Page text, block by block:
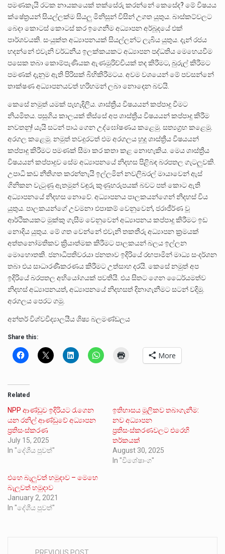
පමණකැයි රටක නායකයෙක් තක්සේරු කරන්නේ කෙසේද? මේ විෂයය
ක්ෂේත්‍රයන් සියල්ලක්ම සියලු මිනිසුන් විසින් උගත යුතුය. බාස්කට්වලට
බෙදා කොටස් කොටස් කර ඉගෙනීම අධ්‍යාපන අර්බූදයේ එක්
පාර්ශවයකි. සංයුක්ත අධ්‍යාපනයක් සියල්ලන්ට ලැබිය යුතුය. දැන් රජය
හදන්නේ එවැනි වර්ධනීය ඉලක්කයකට අධ්‍යාපන පද්ධතිය මෙහෙයවීම
පසෙක තබා කොම්පැණියක ඇණමුරිච්චියක් තද කිරීමට, බුරුල් කිරීමට
පමණක් දැනුම ඇති පිරිසක් බිහිකිරීමටය. අවම වශයෙන් මේ පවසන්නේ
තාක්ෂණ අධ්‍යාපනයවත් හරිහමන් ලබා නොදෙන බවයි.
කෙසේ නමුත් යමක් පැහැදිලිය. ශාස්ත්‍රීය විෂයයන් කප්පාදු වීමට
නියමිතය. පසුගිය කාලයක් තිස්සේ අප ශාස්ත්‍රීය විෂයයන් කප්පාදු කිරීම
නවතනු! යැයි සටන් පාඨ ගෙන උද්ඝෝෂණය කළෙමු. සත්‍යග්‍රහ ක⁣ළෙමු.
අරගල කළෙමු. නමුත් තවදුරටත් එම අරගලය හුදු ශාස්ත්‍රීය විෂයයන්
කප්පාදු කිරීමට පමණක් සීමා කර කතා කළ නොහැකිය. මෙය ශාස්ත්‍රීය
විෂයයන් කප්පාදුව සේම අධ්‍යාපනයේ නිදහස පිළිබඳ බරපතල ගැටලුවකි.
උපාධි කඩ නීතිගත කරන්නැයි ඉල්ලමින් නවලිබරල් මායාවෙන් ඇස්
ගිනිකන වැටුණු ඇතමුන් වඳුරු කුණුහරුපයක් බවට පත් කොට ඇති
අධ්‍යාපනයේ නිදහස නොවේ. අධ්‍යාපනය පාලකයන්ගෙන් නිදහස් විය
යුතුය. පාලකයන්ගේ උවමනා එපාකම් වෙනුවෙන්, ජරාජීර්ණ වූ
ආර්ථිකයකට මුක්කු ගැසීම වෙනුවෙන් අධ්‍යාපනය කප්පාදු කිරීමට ඉඩ
නොදිය යුතුය. මේ ගත වෙන්නේ එවැනි තකතීරු අධ්‍යාපන ක්‍රමයක්
අත්තනෝමතිකව ක්‍රියාත්මක කිරීමට පාලකයන් බලය ඉල්ලන
මොහොතකි. ජනාධිපතිවරයා ජනතාව ඉදිරියේ රඟපාමින් මාධ්‍ය සංදර්ශන
තබා එය සාධාරණීකරණය කිරීමට උත්සාහ දරයි. කෙසේ නමුත් අප
ඉදිරියේ බරපතල අභියෝගයක් පවතියි. එය සිතට ගෙන ධෛර්යමත්ව
නිදහස් අධ්‍යාපනයත්, අධ්‍යාපනයේ නිදහසත් දිනාගැනීමට සටන් වදිමු.
අරගලය පෙරට ගමු.
අන්තර් විශ්වවිද්‍යාලයීය ශිෂ්‍ය බලමණ්ඩලය
Share this:
More
Related
NPP ආණ්ඩුව ඉදිරියට රැගෙන
යන රනිල් ආණ්ඩුවේ අධ්‍යාපන
ප්‍රතිසංස්කරණ
July 15, 2025
In "දේශීය පුවත්"
ඉතිහාසය මූලිකව තබාගැනීම:
නව අධ්‍යාපන
ප්‍රතිසංස්කරණවලට එරෙහි
තර්කයක්
August 30, 2025
In "විශේෂාංග"
එහෙ බැලුවත් හමුදාව – මෙහෙ
බැලුවත් හමුදාව
January 2, 2021
In "දේශීය පුවත්"